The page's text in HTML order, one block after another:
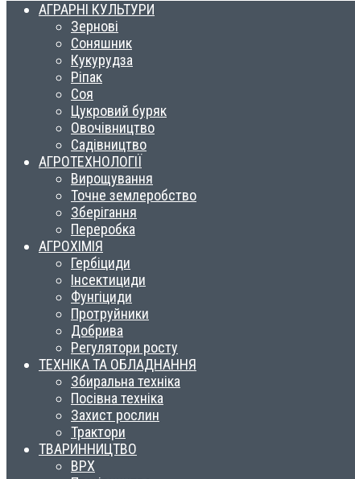
АГРАРНІ КУЛЬТУРИ
Зернові
Соняшник
Кукурудза
Ріпак
Соя
Цукровий буряк
Овочівництво
Садівництво
АГРОТЕХНОЛОГІЇ
Вирощування
Точне землеробство
Зберігання
Переробка
АГРОХІМІЯ
Гербіциди
Інсектициди
Фунгіциди
Протруйники
Добрива
Регулятори росту
ТЕХНІКА ТА ОБЛАДНАННЯ
Збиральна техніка
Посівна техніка
Захист рослин
Трактори
ТВАРИННИЦТВО
ВРХ